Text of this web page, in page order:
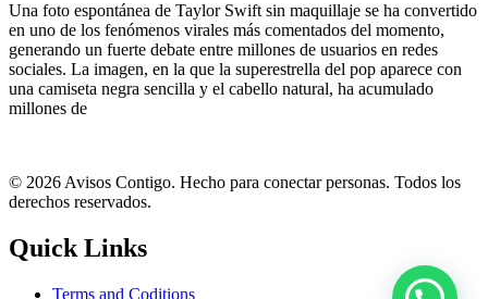
Una foto espontánea de Taylor Swift sin maquillaje se ha convertido
en uno de los fenómenos virales más comentados del momento,
generando un fuerte debate entre millones de usuarios en redes
sociales. La imagen, en la que la superestrella del pop aparece con
una camiseta negra sencilla y el cabello natural, ha acumulado
millones de
© 2026 Avisos Contigo. Hecho para conectar personas. Todos los
derechos reservados.
Quick Links
Terms and Coditions